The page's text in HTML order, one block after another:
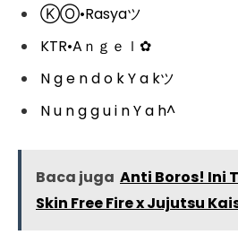
ⓀⓄ•Rasyaツ
KTR•Aｎｇｅｌ✿
N g e n d o k Y a kツ
N u n g g u i n Y a h^
Baca juga Anti Boros! Ini
Skin Free Fire x Jujutsu